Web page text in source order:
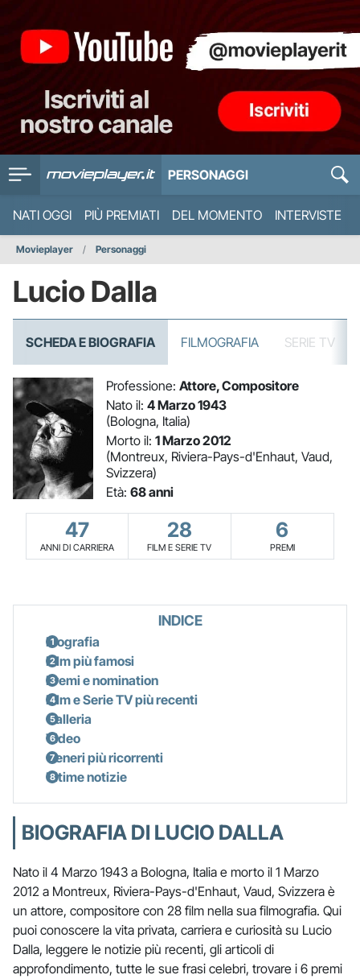
PERSONAGGI
NATI OGGI PIÙ PREMIATI DEL MOMENTO INTERVISTE
Movieplayer Personaggi
Lucio Dalla
SCHEDA E BIOGRAFIA FILMOGRAFIA SERIE TV
Professione: Attore, Compositore
Nato il: 4 Marzo 1943
(Bologna, Italia)
Morto il: 1 Marzo 2012
(Montreux, Riviera-Pays-d'Enhaut, Vaud,
Svizzera)
Età: 68 anni
47
ANNI DI CARRIERA
28
FILM E SERIE TV
6
PREMI
INDICE
Biografia
Film più famosi
Premi e nomination
Film e Serie TV più recenti
Galleria
Video
Generi più ricorrenti
Ultime notizie
BIOGRAFIA DI LUCIO DALLA
Nato il 4 Marzo 1943 a Bologna, Italia e morto il 1 Marzo
2012 a Montreux, Riviera-Pays-d'Enhaut, Vaud, Svizzera è
un attore, compositore con 28 film nella sua filmografia. Qui
puoi conoscere la vita privata, carriera e curiosità su Lucio
Dalla, leggere le notizie più recenti, gli articoli di
approfondimento, tutte le sue frasi celebri, trovare i 6 premi